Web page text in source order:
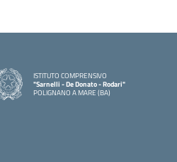
ISTITUTO COMPRENSIVO
"Sarnelli - De Donato - Rodari"
POLIGNANO A MARE (BA)